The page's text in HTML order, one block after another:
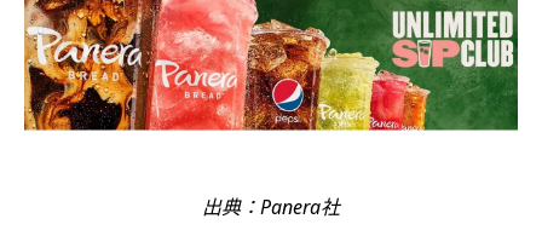
出典：Panera社